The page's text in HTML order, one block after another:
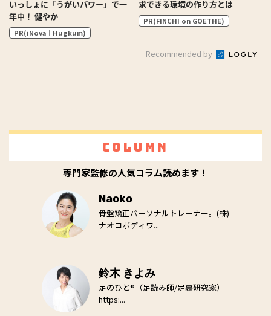
いっしょに「うがいパワー」で一
年中！ 健やか
PR(iNova｜Hugkum)
求できる環境の作り方とは
PR(FINCHI on GOETHE)
Recommended by
Column
専門家監修の人気コラム読めます！
Naoko
骨盤矯正パーソナルトレーナー。(株)
ナオコボディワ...
鈴木 きよみ
足のひと®（足読み師/足裏研究家）
https:...